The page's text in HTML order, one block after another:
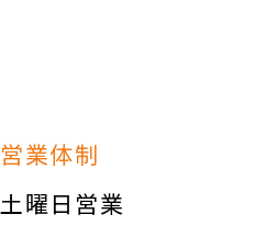
営業体制
土曜日営業